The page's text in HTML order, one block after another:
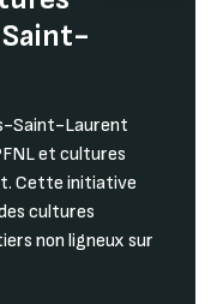
Saint-Laurent
et cultures
Cette initiative
cultures
non ligneux sur